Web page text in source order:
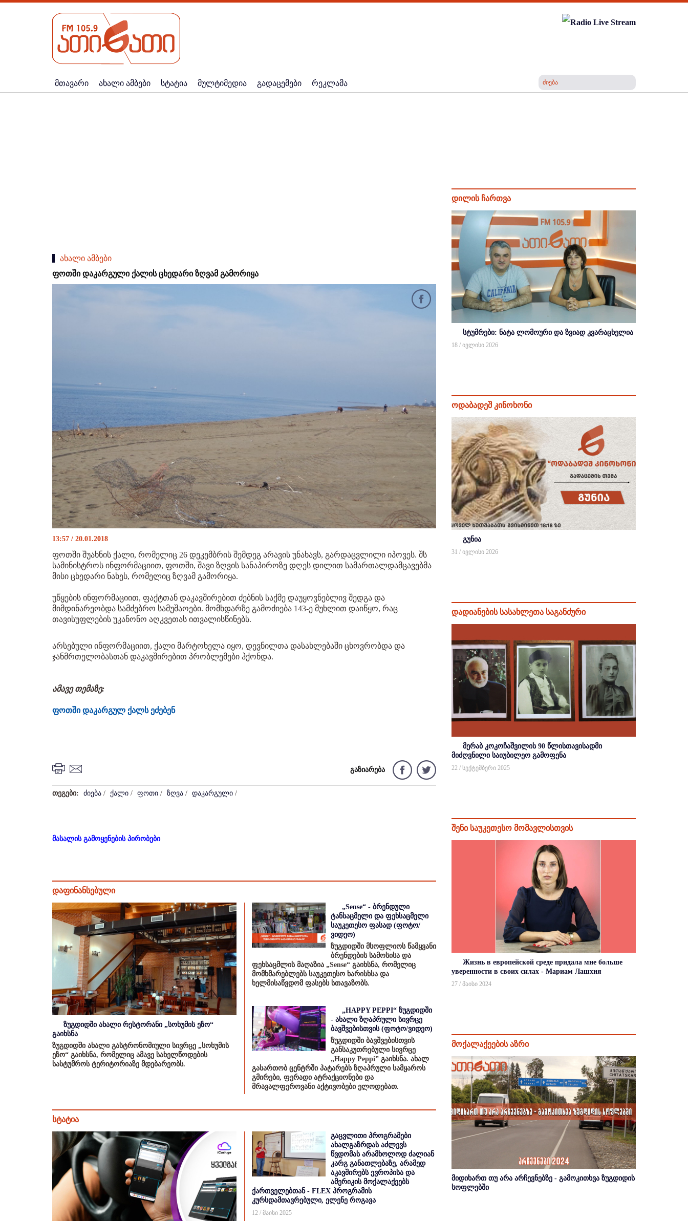
მთავარი ახალი ამბები სტატია მულტიმედია გადაცემები რეკლამა
ახალი ამბები
ფოთში დაკარგული ქალის ცხედარი ზღვამ გამორიყა
13:57 / 20.01.2018
ფოთში შუახნის ქალი, რომელიც 26 დეკემბრის შემდეგ არავის უნახავს, გარდაცვლილი იპოვეს. შს
სამინისტროს ინფორმაციით, ფოთში, შავი ზღვის სანაპიროზე დღეს დილით სამართალდამცავებმა
მისი ცხედარი ნახეს, რომელიც ზღვამ გამორიყა.
უწყების ინფორმაციით, ფაქტთან დაკავშირებით ძებნის საქმე დაუყოვნებლივ შედგა და
მიმდინარეობდა სამძებრო სამუშაოები. მომხდარზე გამოძიება 143-ე მუხლით დაიწყო, რაც
თავისუფლების უკანონო აღკვეთას ითვალისწინებს.
არსებული ინფორმაციით, ქალი მარტოხელა იყო, დევნილთა დასახლებაში ცხოვრობდა და
ჯანმრთელობასთან დაკავშირებით პრობლემები ჰქონდა.
ამავე თემაზე:
ფოთში დაკარგულ ქალს ეძებენ
გაზიარება
თეგები: ძიება / ქალი / ფოთი / ზღვა / დაკარგული /
მასალის გამოყენების პირობები
დაფინანსებული
ზუგდიდში ახალი რესტორანი „სოხუმის ეზო“
გაიხსნა
ზუგდიდში ახალი გასტრონომიული სივრცე „სოხუმის
ეზო“ გაიხსნა, რომელიც ამავე სახელწოდების
სასტუმროს ტერიტორიაზე მდებარეობს.
„Sense“ - ბრენდული
ტანსაცმელი და ფეხსაცმელი
საუკეთესო ფასად (ფოტო/
ვიდეო)
ზუგდიდში მსოფლიოს წამყვანი
ბრენდების სამოსისა და
ფეხსაცმლის მაღაზია „Sense“ გაიხსნა, რომელიც
მომხმარებლებს საუკეთესო ხარისხსა და
ხელმისაწვდომ ფასებს სთავაზობს.
„HAPPY PEPPI“ ზუგდიდში
- ახალი ზღაპრული სივრცე
ბავშვებისთვის (ფოტო/ვიდეო)
ზუგდიდში ბავშვებისთვის
განსაკუთრებული სივრცე
„Happy Peppi” გაიხსნა. ახალ
გასართობ ცენტრში პატარებს ზღაპრული სამყაროს
გმირები, ფერადი ატრაქციონები და
მრავალფეროვანი აქტივობები ელოდებათ.
სტატია
გაცვლითი პროგრამები
ახალგაზრდას აძლევს
წვდომას არამხოლოდ ძალიან
კარგ განათლებაზე, არამედ
აკავშირებს ევროპისა და
ამერიკის მოქალაქეებს
ქართველებთან - FLEX პროგრამის
კურსდამთავრებული, ელენე როგავა
12 / მაისი 2025
დილის ჩართვა
სტუმრები: ნატა ლომოური და ზვიად კვარაცხელია
18 / ივლისი 2026
ოდაბადეშ კინოხონი
გუნია
31 / ივლისი 2026
დადიანების სასახლეთა საგანძური
მერაბ კოკოჩაშვილის 90 წლისთავისადმი
მიძღვნილი საიუბილეო გამოფენა
22 / სექტემბერი 2025
შენი საუკეთესო მომავლისთვის
Жизнь в европейской среде придала мне больше
уверенности в своих силах - Мариам Лашхия
27 / მაისი 2024
მოქალაქეების აზრი
მიდიხართ თუ არა არჩევნებზე - გამოკითხვა ზუგდიდის
სოფლებში